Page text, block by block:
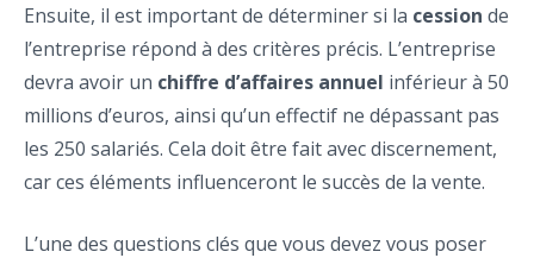
Ensuite, il est important de déterminer si la cession de
l’entreprise répond à des critères précis. L’entreprise
devra avoir un chiffre d’affaires annuel inférieur à 50
millions d’euros, ainsi qu’un effectif ne dépassant pas
les 250 salariés. Cela doit être fait avec discernement,
car ces éléments influenceront le succès de la vente.
L’une des questions clés que vous devez vous poser